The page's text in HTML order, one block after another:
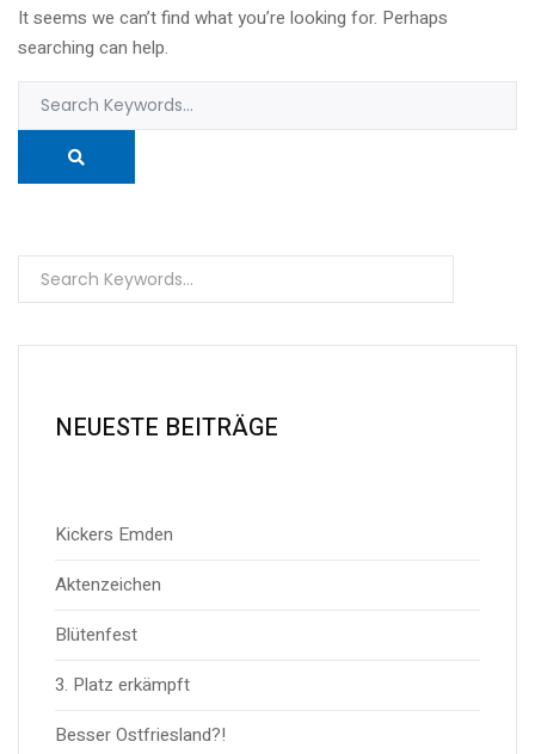
It seems we can’t find what you’re looking for. Perhaps
searching can help.
NEUESTE BEITRÄGE
Kickers Emden
Aktenzeichen
Blütenfest
3. Platz erkämpft
Besser Ostfriesland?!